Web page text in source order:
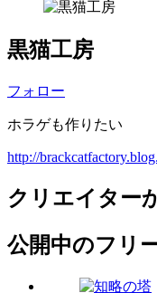
黒猫工房
フォロー
ホラゲも作りたい
http://
クリエイター
公開中のフリ